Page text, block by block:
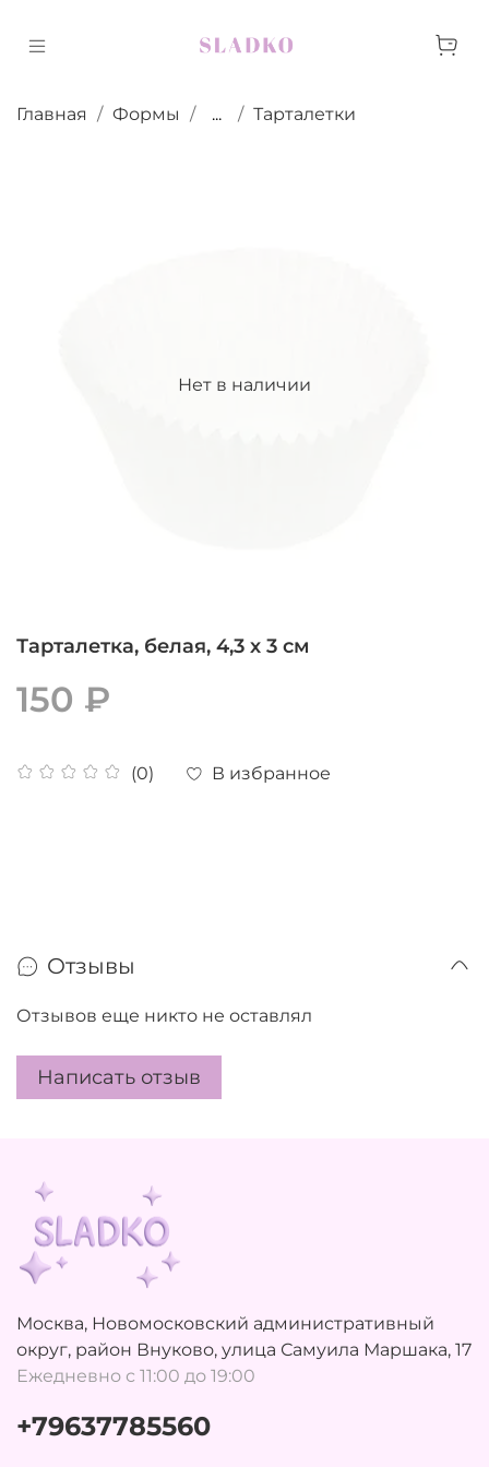
Главная Формы ... Тарталетки
Нет в наличии
Тарталетка, белая, 4,3 х 3 см
(0) В избранное
150 ₽
Отзывы
Отзывов еще никто не оставлял
Написать отзыв
Москва, Новомосковский административный
округ, район Внуково, улица Самуила Маршака, 17
Ежедневно с 11:00 до 19:00
+79637785560